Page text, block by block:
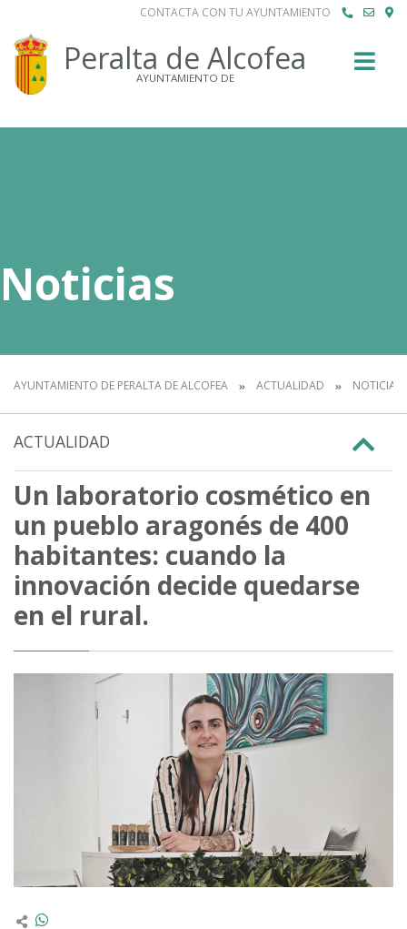
CONTACTA CON TU AYUNTAMIENTO
Peralta de Alcofea
AYUNTAMIENTO DE
Noticias
AYUNTAMIENTO DE PERALTA DE ALCOFEA ACTUALIDAD NOTICIAS
ACTUALIDAD
Un laboratorio cosmético en
un pueblo aragonés de 400
habitantes: cuando la
innovación decide quedarse
en el rural.